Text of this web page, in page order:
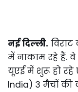
नई दिल्ली.
में नाकाम रहे हैं.
यूएई में शुरू हो रहे
India) 3 मैचों की